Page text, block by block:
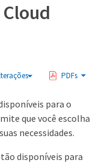
PDFs
para o
que você escolha
necessidades.
disponíveis para